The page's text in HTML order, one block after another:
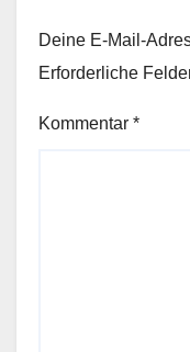
Deine E-Mail-
Erforderliche
Kommentar *